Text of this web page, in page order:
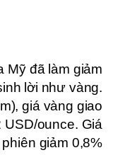
Mỹ đã làm giảm
lời như vàng.
giá vàng giao
ounce. Giá
giảm 0,8%